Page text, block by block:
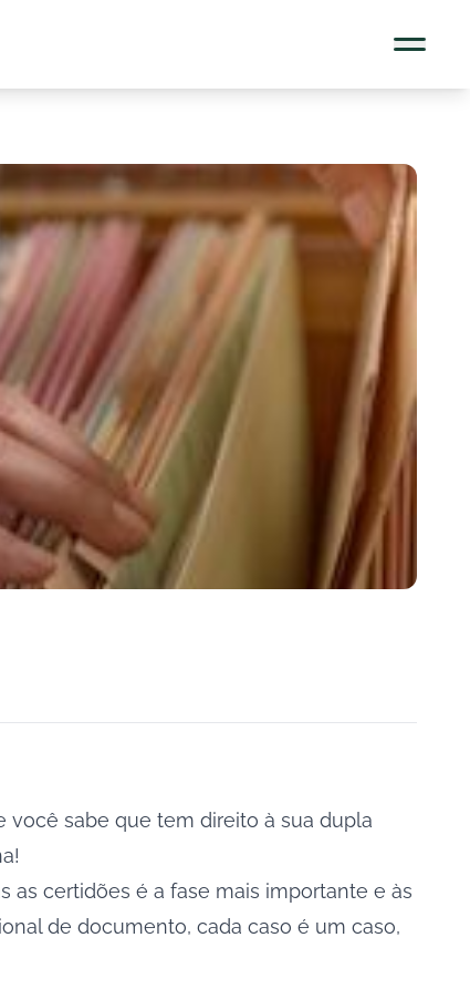
você sabe que tem direito à sua dupla
as certidões é a fase mais importante e às
de documento, cada caso é um caso,